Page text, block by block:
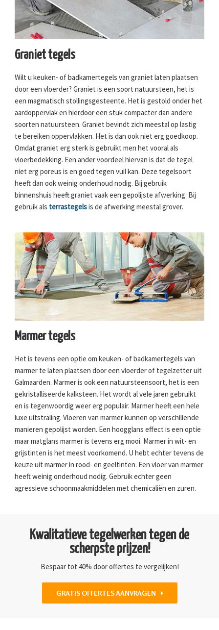
Graniet tegels
Wilt u keuken- of badkamertegels van graniet laten plaatsen
door een vloerder? Graniet is een soort natuursteen, het is
een magmatisch stollingsgesteente. Het is gestold onder het
aardoppervlak en hierdoor een stuk compacter dan andere
soorten natuursteen. Graniet bevindt zich meestal op lastig
te bereiken oppervlakken. Het is dan ook niet erg goedkoop.
Omdat graniet erg sterk is gebruikt men het vooral als
vloerbedekking. Een ander voordeel hiervan is dat de tegel
niet erg poreus is en goed tegen vuil kan. Deze tegelsoort
heeft dan ook weinig onderhoud nodig. Bij gebruik
binnenshuis heeft graniet vaak een gepolijste afwerking. Bij
gebruik als terrastegelsis de afwerking meestal grover.
Marmer tegels
Het is tevens een optie om keuken- of badkamertegels van
marmer te laten plaatsen door een vloerder of tegelzetter uit
Galmaarden. Marmer is ook een natuursteensoort, het is een
gekristalliseerde kalksteen. Het wordt al vele jaren gebruikt
en is tegenwoordig weer erg populair. Marmer heeft een hele
luxe uitstraling. Vloeren van marmer kunnen op verschillende
manieren gepolijst worden. Een hoogglans effect is een optie
maar matglans marmer is tevens erg mooi. Marmer in wit- en
grijstinten is het meest voorkomend. U hebt echter tevens de
keuze uit marmer in rood- en geeltinten. Een vloer van marmer
heeft weinig onderhoud nodig. Gebruik echter geen
agressieve schoonmaakmiddelen met chemicaliën en zuren.
Kwalitatieve tegelwerken tegen de
scherpste prijzen!
Bespaar tot 40% door offertes te vergelijken!
GRATIS OFFERTES AANVRAGEN